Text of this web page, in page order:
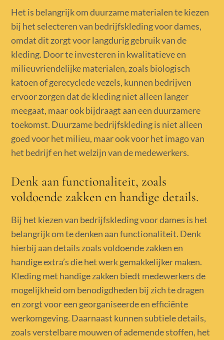
Het is belangrijk om duurzame materialen te kiezen
bij het selecteren van bedrijfskleding voor dames,
omdat dit zorgt voor langdurig gebruik van de
kleding. Door te investeren in kwalitatieve en
milieuvriendelijke materialen, zoals biologisch
katoen of gerecyclede vezels, kunnen bedrijven
ervoor zorgen dat de kleding niet alleen langer
meegaat, maar ook bijdraagt aan een duurzamere
toekomst. Duurzame bedrijfskleding is niet alleen
goed voor het milieu, maar ook voor het imago van
het bedrijf en het welzijn van de medewerkers.
Denk aan functionaliteit, zoals
voldoende zakken en handige details.
Bij het kiezen van bedrijfskleding voor dames is het
belangrijk om te denken aan functionaliteit. Denk
hierbij aan details zoals voldoende zakken en
handige extra’s die het werk gemakkelijker maken.
Kleding met handige zakken biedt medewerkers de
mogelijkheid om benodigdheden bij zich te dragen
en zorgt voor een georganiseerde en efficiënte
werkomgeving. Daarnaast kunnen subtiele details,
zoals verstelbare mouwen of ademende stoffen, het